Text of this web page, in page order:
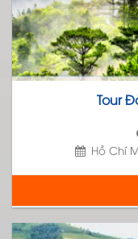
Tour
Hồ Chí